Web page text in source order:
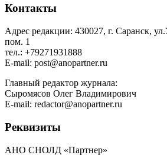
Контакты
Адрес редакции: 430027, г. Саранск,
пом. 1
тел.: +79271931888
E-mail: post@anopartner.ru
Главный редактор журнала:
Сыромясов Олег Владимирович
E-mail: redactor@anopartner.ru
Реквизиты
АНО СНОЛД «Партнер»